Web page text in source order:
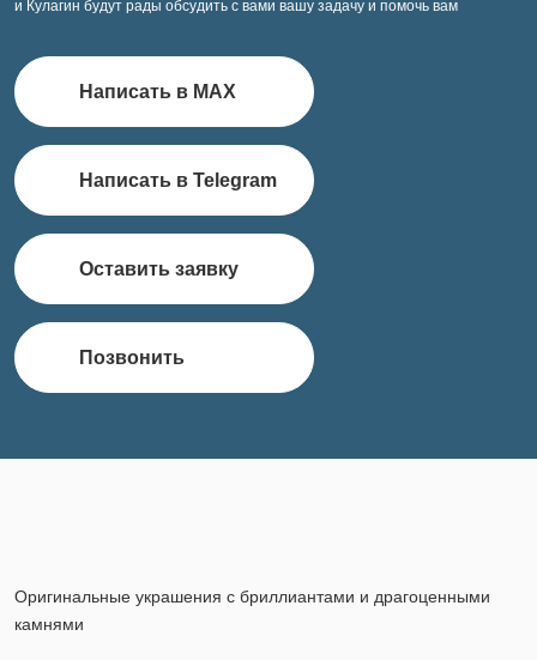
и Кулагин будут рады обсудить с вами вашу задачу и помочь вам
Написать в MAX
Написать в Telegram
Оставить заявку
Позвонить
Оригинальные украшения с бриллиантами и драгоценными
камнями